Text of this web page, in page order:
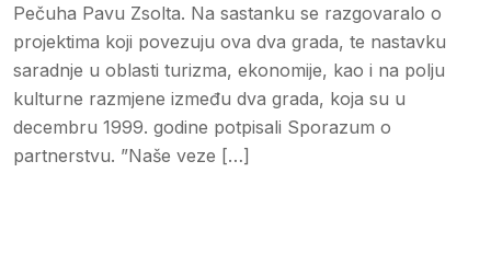
Pečuha Pavu Zsolta. Na sastanku se razgovaralo o
projektima koji povezuju ova dva grada, te nastavku
saradnje u oblasti turizma, ekonomije, kao i na polju
kulturne razmjene između dva grada, koja su u
decembru 1999. godine potpisali Sporazum o
partnerstvu. ”Naše veze […]